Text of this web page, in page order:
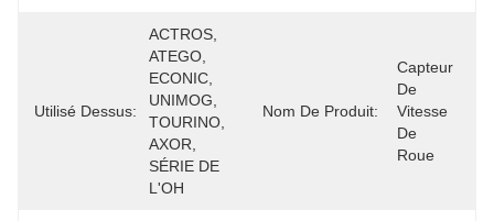
Utilisé Dessus:
ACTROS,
ATEGO,
ECONIC,
UNIMOG,
TOURINO,
AXOR,
SÉRIE DE
L'OH
Nom De Produit:
Capteur
De
Vitesse
De
Roue